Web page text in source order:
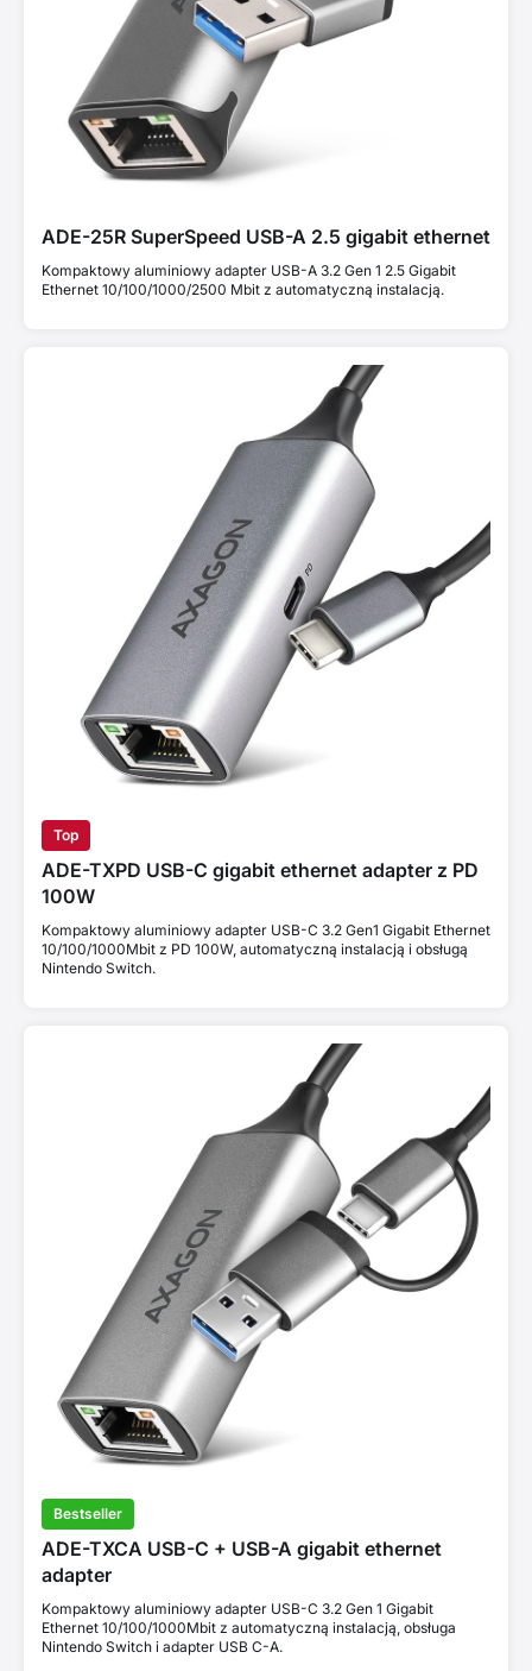
ADE-25R SuperSpeed USB-A 2.5 gigabit ethernet
Kompaktowy aluminiowy adapter USB-A 3.2 Gen 1 2.5 Gigabit
Ethernet 10/100/1000/2500 Mbit z automatyczną instalacją.
Top
ADE-TXPD USB-C gigabit ethernet adapter z PD
100W
Kompaktowy aluminiowy adapter USB-C 3.2 Gen1 Gigabit Ethernet
10/100/1000Mbit z PD 100W, automatyczną instalacją i obsługą
Nintendo Switch.
Bestseller
ADE-TXCA USB-C + USB-A gigabit ethernet
adapter
Kompaktowy aluminiowy adapter USB-C 3.2 Gen 1 Gigabit
Ethernet 10/100/1000Mbit z automatyczną instalacją, obsługa
Nintendo Switch i adapter USB C-A.